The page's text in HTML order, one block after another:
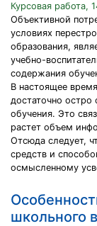
Курсовая работа,
Объективной
условиях
образования,
учебно-
содержания
В настоящее
достаточно остро
обучения. Это
растет объем
Отсюда следует,
средств и
осмысленному
школьного